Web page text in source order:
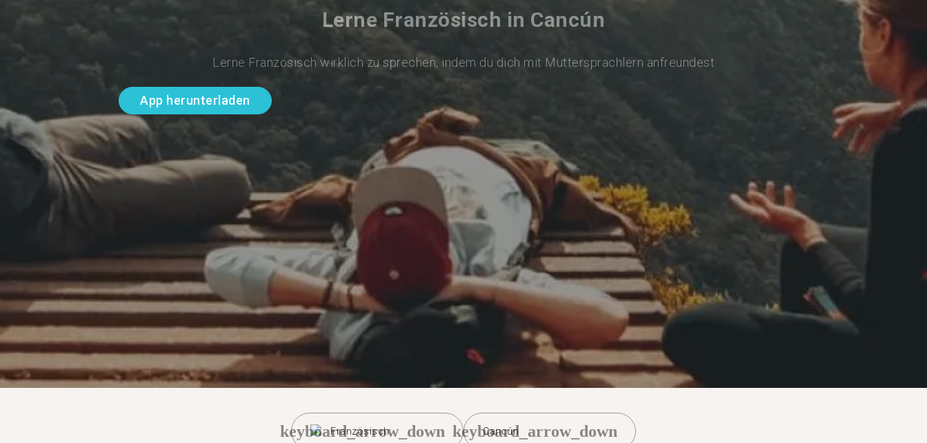
Lerne Französisch in Cancún
Lerne Französisch wirklich zu sprechen, indem du dich mit Muttersprachlern anfreundest
App herunterladen
Französisch
keyboard_arrow_down Cancún
keyboard_arrow_down